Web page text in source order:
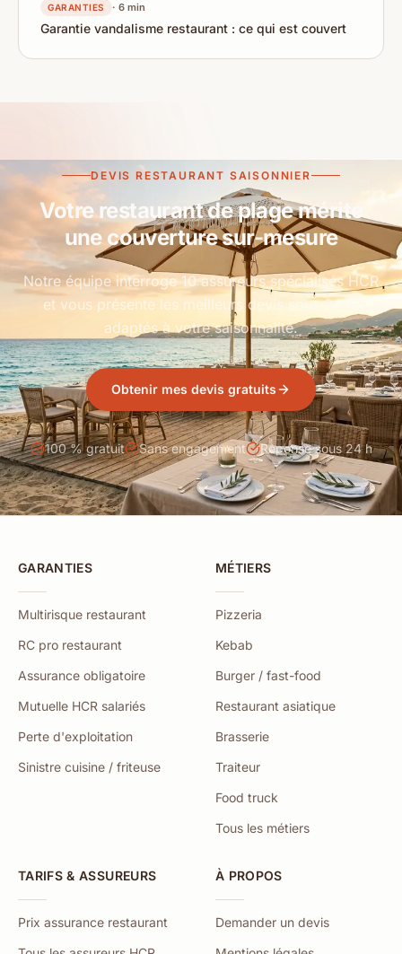
GARANTIES · 6 min
Garantie vandalisme restaurant : ce qui est couvert
DEVIS RESTAURANT SAISONNIER
Votre restaurant de plage mérite
une couverture sur-mesure
Notre équipe interroge 10 assureurs spécialisés HCR
et vous présente les meilleurs devis sous 24 h,
adaptés à votre saisonnalité.
Obtenir mes devis gratuits
100 % gratuit Sans engagement Réponse sous 24 h
GARANTIES
Multirisque restaurant
RC pro restaurant
Assurance obligatoire
Mutuelle HCR salariés
Perte d'exploitation
Sinistre cuisine / friteuse
MÉTIERS
Pizzeria
Kebab
Burger / fast-food
Restaurant asiatique
Brasserie
Traiteur
Food truck
Tous les métiers
TARIFS & ASSUREURS
Prix assurance restaurant
À PROPOS
Demander un devis